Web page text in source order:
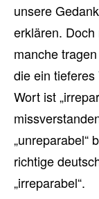
unsere
erklären.
manche
die ein
Wort ist
„unreparabel“
richtige
„irreparabel“.